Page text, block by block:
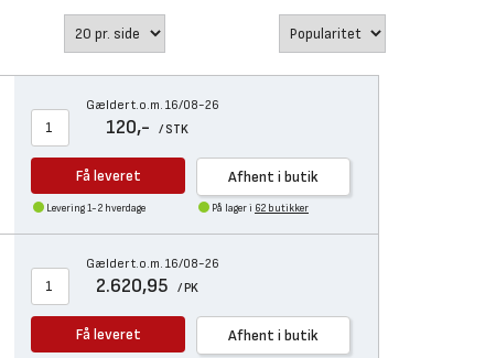
Gælder t.o.m. 16/08-26
120,- / STK
Få leveret Afhent i butik
Levering 1-2 hverdage På lager i 62 butikker
Gælder t.o.m. 16/08-26
2.620,95 / PK
Få leveret Afhent i butik